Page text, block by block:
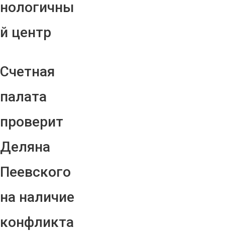
нологичны
й центр
Счетная
палата
проверит
Деляна
Пеевского
на наличие
конфликта